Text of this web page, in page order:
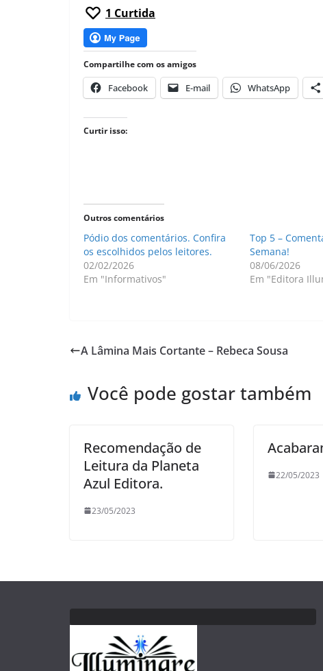
1 Curtida
Compartilhe com os amigos
Facebook E-mail WhatsApp
Curtir isso:
Outros comentários
Pódio dos comentários. Confira
os escolhidos pelos leitores.
02/02/2026
Em "Informativos"
Top 5 –
Semana!
08/06/2026
Em "Editora
A Lâmina Mais Cortante – Rebeca Sousa
Você pode gostar também
Recomendação de
Leitura da Planeta
Azul Editora.
23/05/2023
22/05/2023